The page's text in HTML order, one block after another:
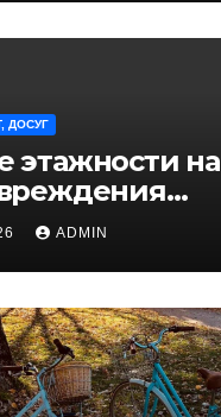
ДОСУГ
этажности на
ADMIN